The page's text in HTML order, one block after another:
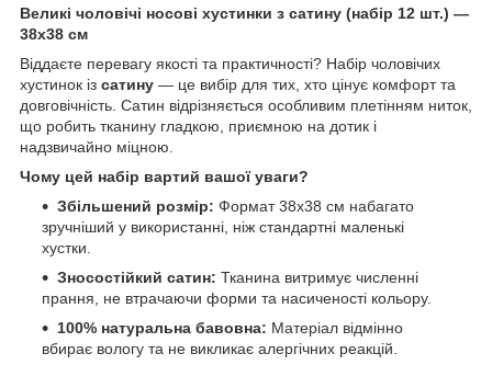
Великі чоловічі носові хустинки з сатину (набір 12 шт.) —
38х38 см
Віддаєте перевагу якості та практичності? Набір чоловічих
хустинок із сатину — це вибір для тих, хто цінує комфорт та
довговічність. Сатин відрізняється особливим плетінням ниток,
що робить тканину гладкою, приємною на дотик і
надзвичайно міцною.
Чому цей набір вартий вашої уваги?
Збільшений розмір: Формат 38х38 см набагато
зручніший у використанні, ніж стандартні маленькі
хустки.
Зносостійкий сатин: Тканина витримує численні
прання, не втрачаючи форми та насиченості кольору.
100% натуральна бавовна: Матеріал відмінно
вбирає вологу та не викликає алергічних реакцій.